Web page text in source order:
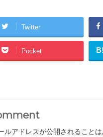
Twitter
Pocket
ルアドレスが公開されること